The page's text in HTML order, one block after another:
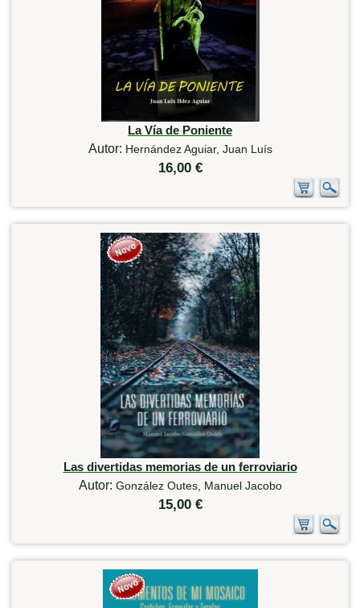
La Vía de Poniente
Autor: Hernández Aguiar, Juan Luís
16,00 €
Las divertidas memorias de un ferroviario
Autor: González Outes, Manuel Jacobo
15,00 €